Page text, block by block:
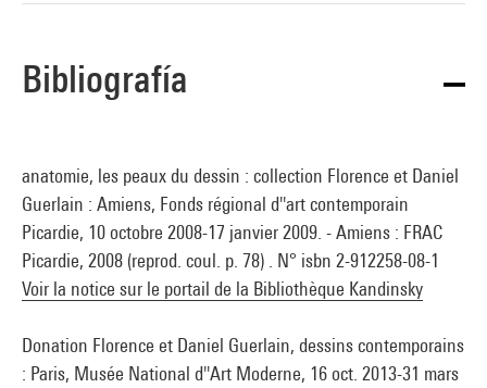
Bibliografía
anatomie, les peaux du dessin : collection Florence et Daniel
Guerlain : Amiens, Fonds régional d''art contemporain
Picardie, 10 octobre 2008-17 janvier 2009. - Amiens : FRAC
Picardie, 2008 (reprod. coul. p. 78) . N° isbn 2-912258-08-1
Voir la notice sur le portail de la Bibliothèque Kandinsky
Donation Florence et Daniel Guerlain, dessins contemporains
: Paris, Musée National d''Art Moderne, 16 oct. 2013-31 mars